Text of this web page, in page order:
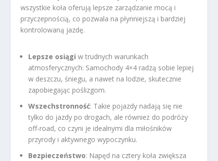
wszystkie koła oferują lepsze zarządzanie mocą i
przyczepnością, co pozwala na płynniejszą i bardziej
kontrolowaną jazdę.
Lepsze osiągi w trudnych warunkach
atmosferycznych: Samochody 4×4 radzą sobie lepiej
w deszczu, śniegu, a nawet na lodzie, skutecznie
zapobiegając poślizgom.
Wszechstronność: Takie pojazdy nadają się nie
tylko do jazdy po drogach, ale również do podróży
off-road, co czyni je idealnymi dla miłośników
przyrody i aktywnego wypoczynku.
Bezpieczeństwo: Napęd na cztery koła zwiększa